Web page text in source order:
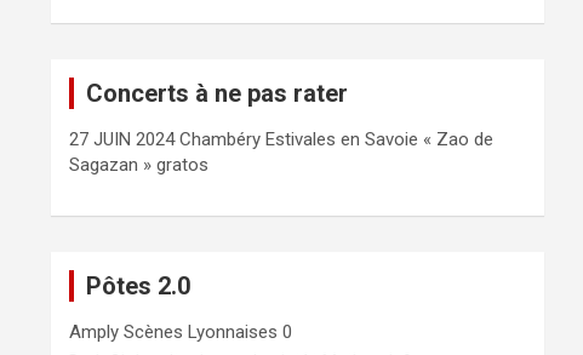
haut/bas
le
Concerts à ne pas rater
27 JUIN 2024 Chambéry Estivales en Savoie « Zao de
Sagazan » gratos
Pôtes 2.0
Amply Scènes Lyonnaises 0